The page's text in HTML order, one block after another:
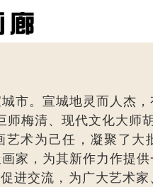
市。宣城地灵而人杰
师梅清、现代文化大师
术为己任，凝聚了
家，为其新作力作提
进交流，为广大艺术